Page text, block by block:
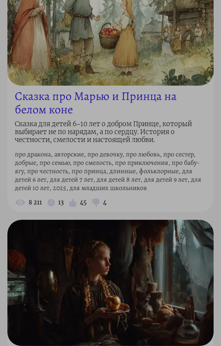
Сказка про Марью и Принца на
белом коне
Сказка для детей 6–10 лет о добром Принце, который
выбирает не по нарядам, а по сердцу. История о
честности, смелости и настоящей любви.
про дракона, авторские, про девочку, про любовь, про сестер,
добрые, про семью, про смелость, про приключения, про бабу-
ягу, про честность, про принца, длинные, фольклорные, для
детей 6 лет, для детей 7 лет, для детей 8 лет, для детей 9 лет, для
детей 10 лет, 2025, для младших школьников
8 211 13 45 4